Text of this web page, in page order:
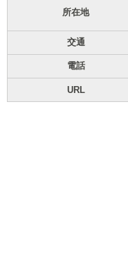
所在地
交通
電話
URL